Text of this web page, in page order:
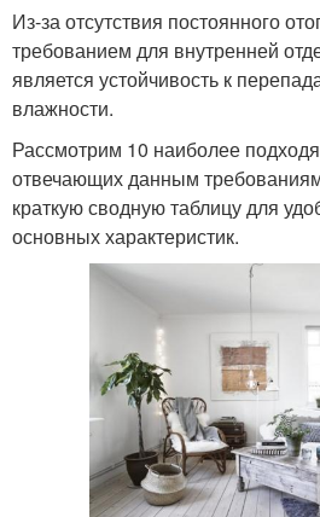
Из-за отсутствия постоянного
требованием для внутренней
является устойчивость к
влажности.
Рассмотрим 10 наиболее
отвечающих данным
краткую сводную таблицу для
основных характеристик.